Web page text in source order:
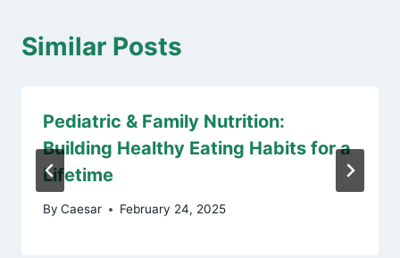
Similar Posts
Pediatric & Family Nutrition:
Building Healthy Eating Habits for a
Lifetime
By Caesar February 24, 2025